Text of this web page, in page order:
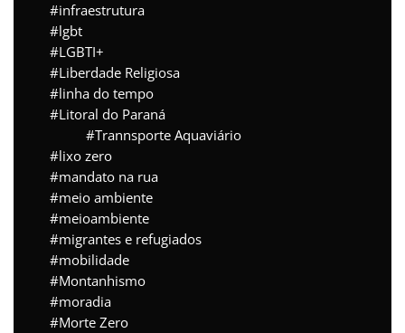
infraestrutura
lgbt
LGBTI+
Liberdade Religiosa
linha do tempo
Litoral do Paraná
Trannsporte Aquaviário
lixo zero
mandato na rua
meio ambiente
meioambiente
migrantes e refugiados
mobilidade
Montanhismo
moradia
Morte Zero